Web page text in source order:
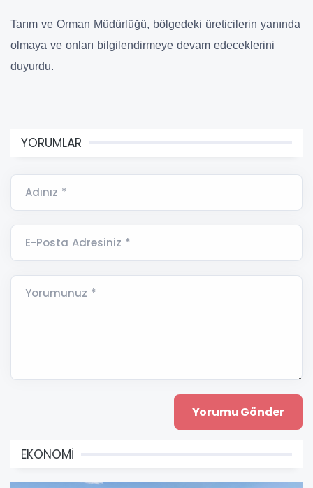
Tarım ve Orman Müdürlüğü, bölgedeki üreticilerin yanında
olmaya ve onları bilgilendirmeye devam edeceklerini
duyurdu.
YORUMLAR
Adınız *
E-Posta Adresiniz *
Yorumunuz *
EKONOMİ